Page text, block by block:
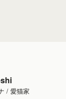
/ 愛猫家